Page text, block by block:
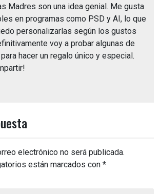
Madres son una idea genial. Me gusta
en programas como PSD y AI, lo que
personalizarlas según los gustos
voy a probar algunas de
hacer un regalo único y especial.
electrónico no será publicada.
están marcados con *